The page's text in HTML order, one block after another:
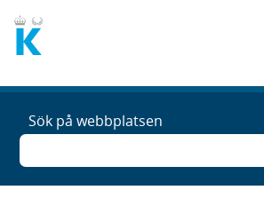
Sök på webbplatsen